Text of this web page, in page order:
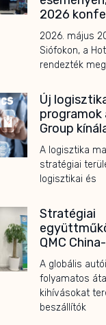
2026
2026. május
Siófokon, a
rendezték meg
Új
programok
Group
A logisztika
stratégiai
logisztikai és
Stratégiai
QMC
A globális
folyamatos
kihívásokat
beszállítók